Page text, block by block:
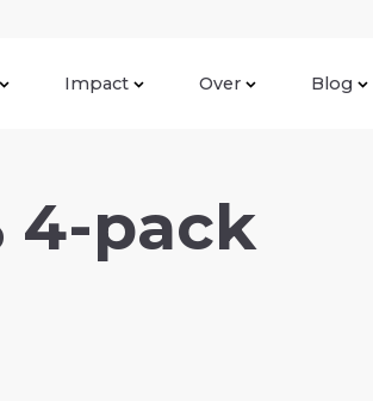
Impact Over Blog
4-pack